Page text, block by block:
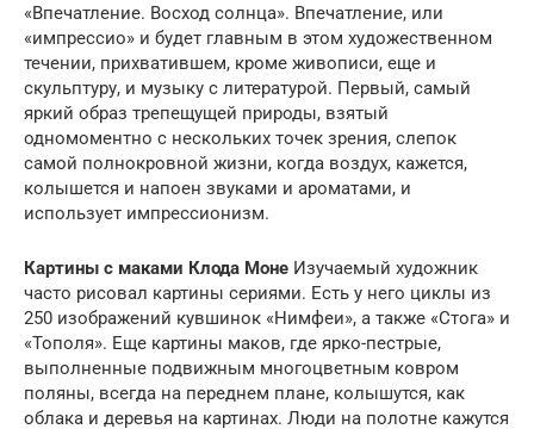
«Впечатление. Восход солнца». Впечатление, или
«импрессио» и будет главным в этом художественном
течении, прихватившем, кроме живописи, еще и
скульптуру, и музыку с литературой. Первый, самый
яркий образ трепещущей природы, взятый
одномоментно с нескольких точек зрения, слепок
самой полнокровной жизни, когда воздух, кажется,
колышется и напоен звуками и ароматами, и
использует импрессионизм.
Картины с маками Клода Моне Изучаемый художник
часто рисовал картины сериями. Есть у него циклы из
250 изображений кувшинок «Нимфеи», а также «Стога» и
«Тополя». Еще картины маков, где ярко-пестрые,
выполненные подвижным многоцветным ковром
поляны, всегда на переднем плане, колышутся, как
облака и деревья на картинах. Люди на полотне кажутся